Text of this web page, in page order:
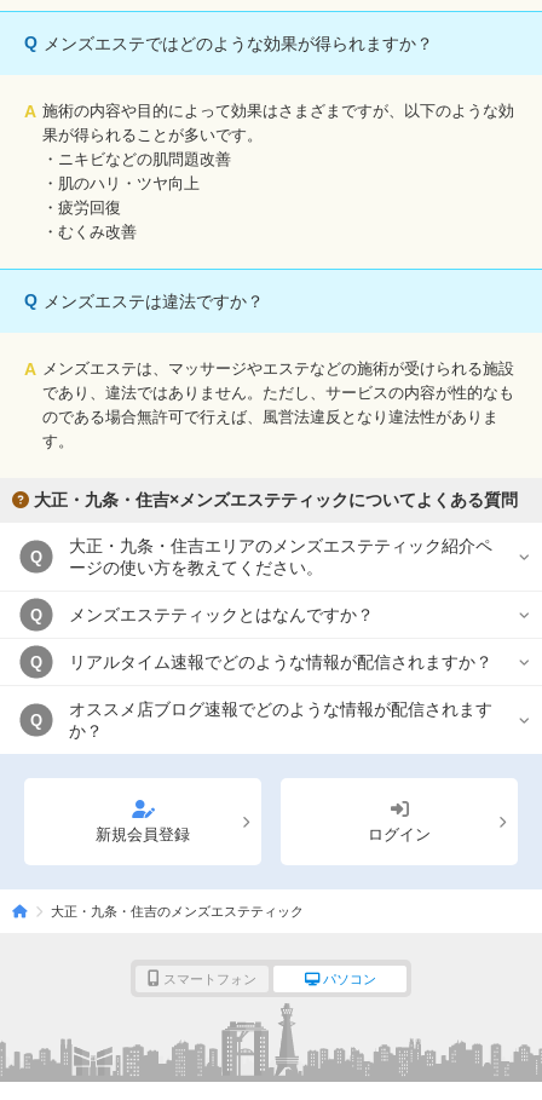
Q メンズエステではどのような効果が得られますか？
A 施術の内容や目的によって効果はさまざまですが、以下のような効
果が得られることが多いです。
・ニキビなどの肌問題改善
・肌のハリ・ツヤ向上
・疲労回復
・むくみ改善
Q メンズエステは違法ですか？
A メンズエステは、マッサージやエステなどの施術が受けられる施設
であり、違法ではありません。ただし、サービスの内容が性的なも
のである場合無許可で行えば、風営法違反となり違法性がありま
す。
大正・九条・住吉×メンズエステティックについてよくある質問
Q
大正・九条・住吉エリアのメンズエステティック紹介ペ
ージの使い方を教えてください。
Q メンズエステティックとはなんですか？
Q リアルタイム速報でどのような情報が配信されますか？
Q
オススメ店ブログ速報でどのような情報が配信されます
か？
新規会員登録 ログイン
大正・九条・住吉のメンズエステティック
スマートフォン パソコン